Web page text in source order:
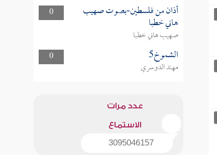
0
أذان من فلسطين-بصوت صهيب
هاني خطبا
صهيب هاني خطبا
0
الشموخ5
مهند الدوسري
عدد مرات
الاستماع
3095046157